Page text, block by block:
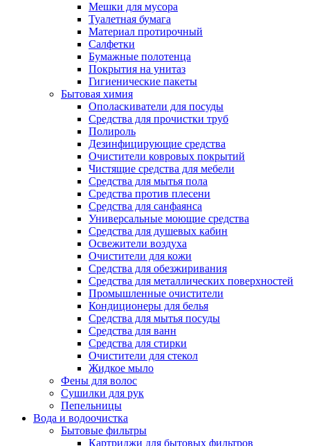
Мешки для мусора
Туалетная бумага
Материал протирочный
Салфетки
Бумажные полотенца
Покрытия на унитаз
Гигиенические пакеты
Бытовая химия
Ополаскиватели для посуды
Средства для прочистки труб
Полироль
Дезинфицирующие средства
Очистители ковровых покрытий
Чистящие средства для мебели
Средства для мытья пола
Средства против плесени
Средства для санфаянса
Универсальные моющие средства
Средства для душевых кабин
Освежители воздуха
Очистители для кожи
Средства для обезжиривания
Средства для металлических поверхностей
Промышленные очистители
Кондиционеры для белья
Средства для мытья посуды
Средства для ванн
Средства для стирки
Очистители для стекол
Жидкое мыло
Фены для волос
Сушилки для рук
Пепельницы
Вода и водоочистка
Бытовые фильтры
Картриджи для бытовых фильтров